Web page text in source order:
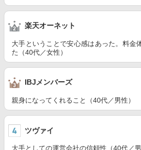
楽天オーネット
大手ということで安心感はあった。料金
た（40代／女性）
IBJメンバーズ
親身になってくれること（40代／男性）
ツヴァイ
大手としての運営会社の信頼性（40代／男